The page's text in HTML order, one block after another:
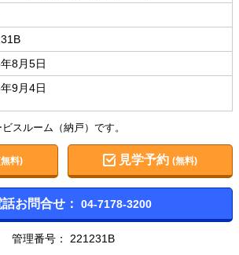
8月5日
9月4日
スルーム（納戸）です。
料) 見学予約(無料)
話お問合せ： 04-7178-3200
管理番号： 221231B